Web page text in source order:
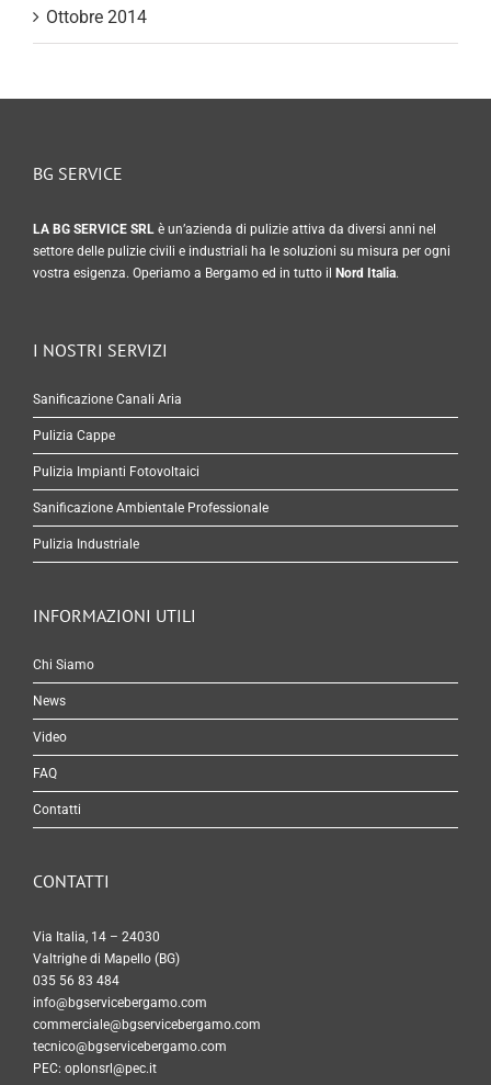
Ottobre 2014
BG SERVICE
LA BG SERVICE SRLè un’azienda di pulizie attiva da diversi anni nel
settore delle pulizie civili e industriali ha le soluzioni su misura per ogni
vostra esigenza. Operiamo a Bergamo ed in tutto il
Nord Italia.
I NOSTRI SERVIZI
Sanificazione Canali Aria
Pulizia Cappe
Pulizia Impianti Fotovoltaici
Sanificazione Ambientale Professionale
Pulizia Industriale
INFORMAZIONI UTILI
Chi Siamo
News
Video
FAQ
Contatti
CONTATTI
Via Italia, 14 – 24030
Valtrighe di Mapello (BG)
035 56 83 484
info@bgservicebergamo.com
commerciale@bgservicebergamo.com
tecnico@bgservicebergamo.com
PEC: oplonsrl@pec.it